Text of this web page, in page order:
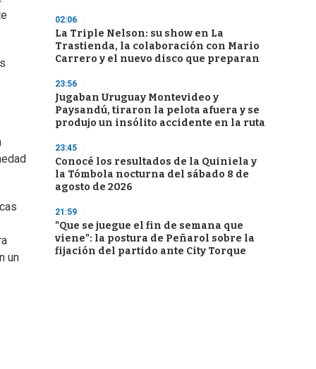
un
02:06
La Triple Nelson: su show en La
Trastienda, la colaboración con Mario
Carrero y el nuevo disco que preparan
23:56
Jugaban Uruguay Montevideo y
Paysandú, tiraron la pelota afuera y se
produjo un insólito accidente en la ruta
23:45
Conocé los resultados de la Quiniela y
la Tómbola nocturna del sábado 8 de
agosto de 2026
21:59
"Que se juegue el fin de semana que
viene": la postura de Peñarol sobre la
fijación del partido ante City Torque